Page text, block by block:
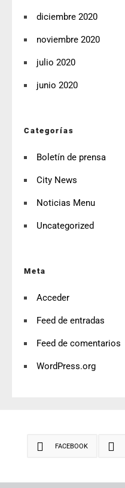
diciembre 2020
noviembre 2020
julio 2020
junio 2020
Categorías
Boletín de prensa
City News
Noticias Menu
Uncategorized
Meta
Acceder
Feed de entradas
Feed de comentarios
WordPress.org
FACEBOOK